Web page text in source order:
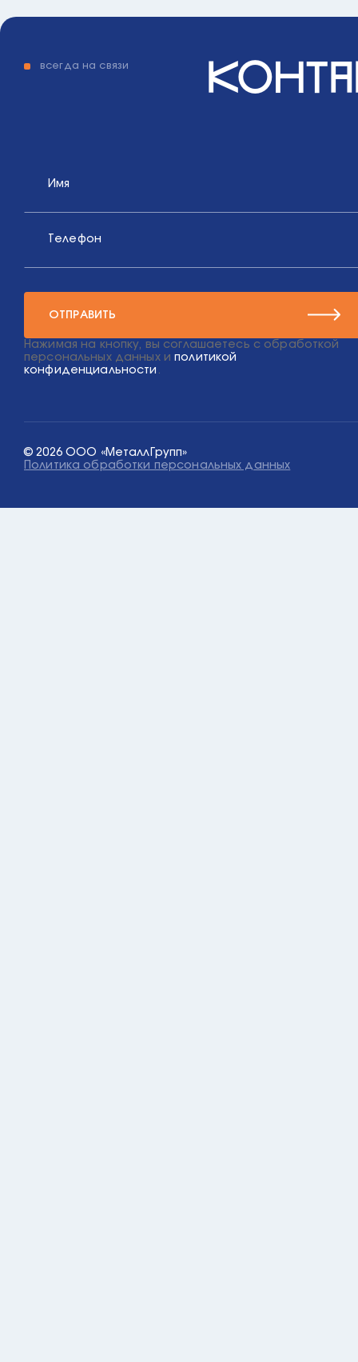
всегда на связи
Имя
Телефон
ОТПРАВИТЬ
Нажимая на кнопку, вы соглашаетесь с обработкой
персональных данных иполитикой
конфиденциальности .
© 2026 ООО «МеталлГрупп»
Политика обработки персональных данных